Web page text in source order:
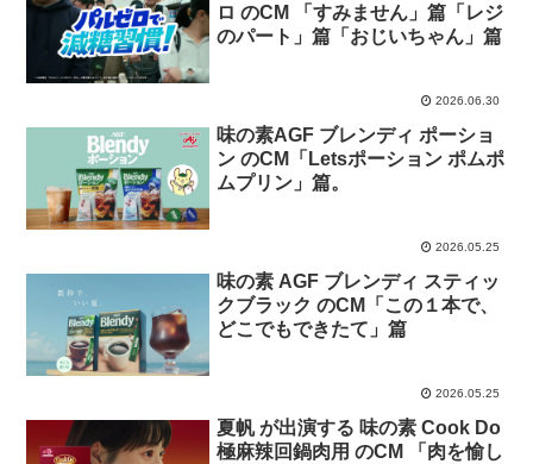
ロ のCM 「すみません」篇「レジ
のパート」篇「おじいちゃん」篇
2026.06.30
味の素AGF ブレンディ ポーショ
ン のCM「Letsポーション ポムポ
ムプリン」篇。
2026.05.25
味の素 AGF ブレンディ スティッ
クブラック のCM「この１本で、
どこでもできたて」篇
2026.05.25
夏帆 が出演する 味の素 Cook Do
極麻辣回鍋肉用 のCM 「肉を愉し